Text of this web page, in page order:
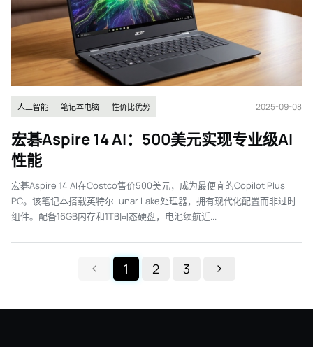
人工智能 笔记本电脑 性价比优势 2025-09-08
宏碁Aspire 14 AI：500美元实现专业级AI
性能
宏碁Aspire 14 AI在Costco售价500美元，成为最便宜的Copilot Plus
PC。该笔记本搭载英特尔Lunar Lake处理器，拥有现代化配置而非过时
组件。配备16GB内存和1TB固态硬盘，电池续航近...
1 2 3